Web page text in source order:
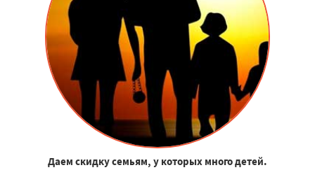
Даем скидку семьям, у которых много детей.